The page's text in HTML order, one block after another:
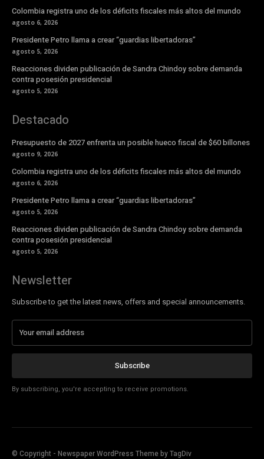
Colombia registra uno de los déficits fiscales más altos del mundo
agosto 6, 2026
Presidente Petro llama a crear “guardias libertadoras”
agosto 5, 2026
Reacciones dividen publicación de Sandra Chindoy sobre demanda
contra posesión presidencial
agosto 5, 2026
Destacado
Presupuesto de 2027 enfrenta un posible hueco fiscal de $60 billones
agosto 9, 2026
Colombia registra uno de los déficits fiscales más altos del mundo
agosto 6, 2026
Presidente Petro llama a crear “guardias libertadoras”
agosto 5, 2026
Reacciones dividen publicación de Sandra Chindoy sobre demanda
contra posesión presidencial
agosto 5, 2026
Newsletter
Subscribe to get the latest news, offers and special announcements.
Subscribe
By subscribing, you're accepting to receive promotions.
© Copyright - Newspaper WordPress Theme by TagDiv